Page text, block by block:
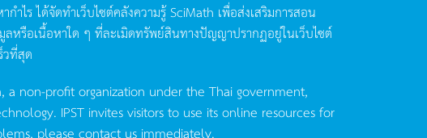
กำไรได้จัดทำเว็บไซต์คลังความรู้SciMath เพื่อส่งเสริมการสอน
หรือเนื้อหาใด ๆ ที่ละเมิดทรัพย์สินทางปัญญาปรากฏอยู่ในเว็บไซต์
วที่สุด
a non-profit organization under the Thai government,
IPST invites visitors to use its online resources for
please contact us immediately.